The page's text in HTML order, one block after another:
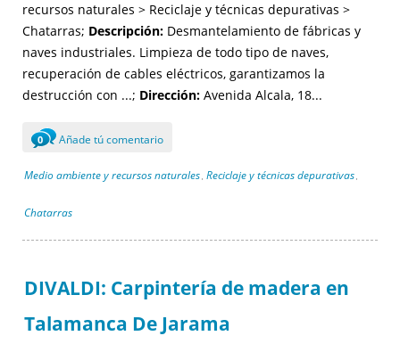
recursos naturales > Reciclaje y técnicas depurativas >
Chatarras; Descripción: Desmantelamiento de fábricas y
naves industriales. Limpieza de todo tipo de naves,
recuperación de cables eléctricos, garantizamos la
destrucción con ...; Dirección: Avenida Alcala, 18...
0 Añade tú comentario
Medio ambiente y recursos naturales , Reciclaje y técnicas depurativas ,
Chatarras
DIVALDI: Carpintería de madera en
Talamanca De Jarama